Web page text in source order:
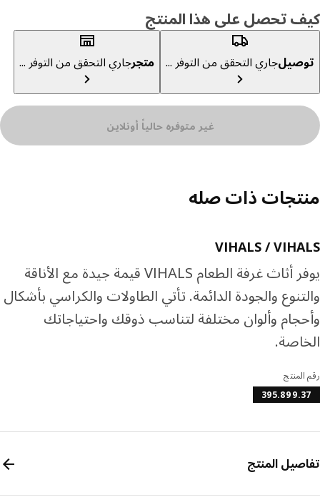
تحصل على هذا المنتج
جاري التحقق من التوفر ... متجرجاري التحقق من التوفر ...
غير متوفره حالياً أونلاين
ذات صله
VIHALS /
يوفر أثاث غرفة الطعام VIHALS قيمة جيدة مع الأناقة
والجودة الدائمة. تأتي الطاولات والكراسي بأشكال
وألوان مختلفة لتناسب ذوقك واحتياجاتك
المنتج